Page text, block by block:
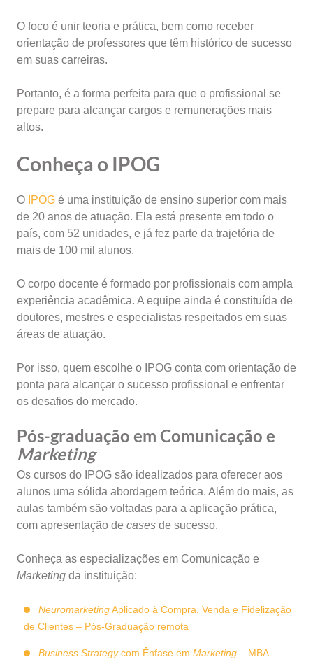
O foco é unir teoria e prática, bem como receber
orientação de professores que têm histórico de sucesso
em suas carreiras.
Portanto, é a forma perfeita para que o profissional se
prepare para alcançar cargos e remunerações mais
altos.
Conheça o IPOG
O IPOG é uma instituição de ensino superior com mais
de 20 anos de atuação. Ela está presente em todo o
país, com 52 unidades, e já fez parte da trajetória de
mais de 100 mil alunos.
O corpo docente é formado por profissionais com ampla
experiência acadêmica. A equipe ainda é constituída de
doutores, mestres e especialistas respeitados em suas
áreas de atuação.
Por isso, quem escolhe o IPOG conta com orientação de
ponta para alcançar o sucesso profissional e enfrentar
os desafios do mercado.
Pós-graduação em Comunicação e
Marketing
Os cursos do IPOG são idealizados para oferecer aos
alunos uma sólida abordagem teórica. Além do mais, as
aulas também são voltadas para a aplicação prática,
com apresentação de cases de sucesso.
Conheça as especializações em Comunicação e
Marketing da instituição:
NeuromarketingAplicado à Compra, Venda e Fidelização
de Clientes – Pós-Graduação remota
Business Strategycom Ênfase em Marketing – MBA